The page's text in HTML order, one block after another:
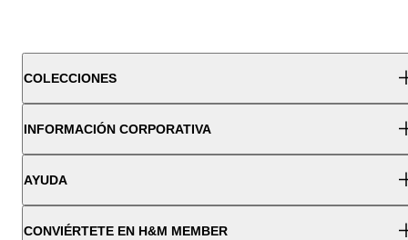
COLECCIONES
INFORMACIÓN CORPORATIVA
AYUDA
CONVIÉRTETE EN H&M MEMBER